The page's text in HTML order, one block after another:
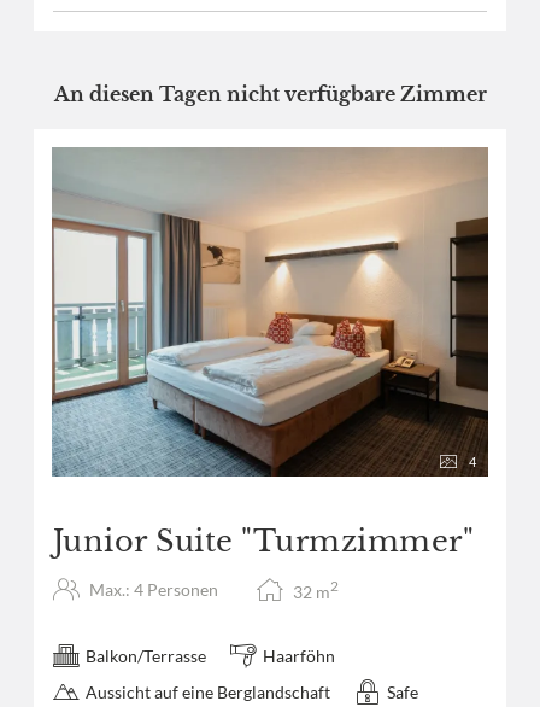
An diesen Tagen nicht verfügbare Zimmer
4
Junior Suite "Turmzimmer"
Max.: 4 Personen 32 m2
Balkon/Terrasse
Haarföhn
Aussicht auf eine Berglandschaft
Safe